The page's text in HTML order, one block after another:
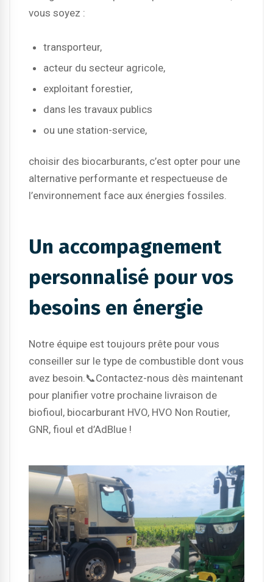
vous soyez :
transporteur,
acteur du secteur agricole,
exploitant forestier,
dans les travaux publics
ou une station-service,
choisir des biocarburants, c’est opter pour une
alternative performante et respectueuse de
l’environnement face aux énergies fossiles.
Un accompagnement
personnalisé pour vos
besoins en énergie
Notre équipe est toujours prête pour vous
conseiller sur le type de combustible dont vous
avez besoin.📞​Contactez-nous dès maintenant
pour planifier votre prochaine livraison de
biofioul, biocarburant HVO, HVO Non Routier,
GNR, fioul et d’AdBlue !